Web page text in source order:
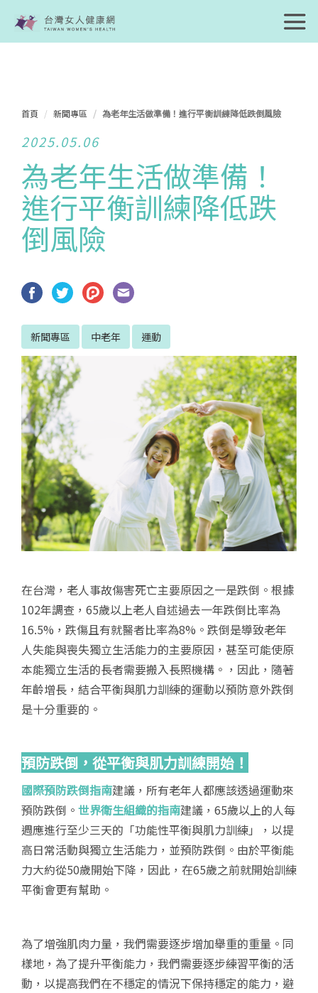
首頁 新聞專區 為老年生活做準備！進行平衡訓練降低跌倒風險
2025.05.06
為老年生活做準備！
進行平衡訓練降低跌
倒風險
新聞專區 中老年 運動
在台灣，老人事故傷害死亡主要原因之一是跌倒。根據
102年調查，65歲以上老人自述過去一年跌倒比率為
16.5%，跌傷且有就醫者比率為8%。跌倒是導致老年
人失能與喪失獨立生活能力的主要原因，甚至可能使原
本能獨立生活的長者需要搬入長照機構。，因此，隨著
年齡增長，結合平衡與肌力訓練的運動以預防意外跌倒
是十分重要的。
預防跌倒，從平衡與肌力訓練開始！
國際預防跌倒指南建議，所有老年人都應該透過運動來
預防跌倒。 世界衛生組織的指南建議，65歲以上的人每
週應進行至少三天的「功能性平衡與肌力訓練」，以提
高日常活動與獨立生活能力，並預防跌倒。由於平衡能
力大約從50歲開始下降，因此，在65歲之前就開始訓練
平衡會更有幫助。
為了增強肌肉力量，我們需要逐步增加舉重的重量。同
樣地，為了提升平衡能力，我們需要逐步練習平衡的活
動，以提高我們在不穩定的情況下保持穩定的能力，避